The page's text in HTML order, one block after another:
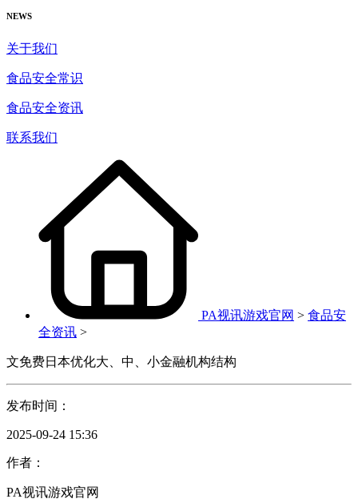
NEWS
关于我们
食品安全常识
食品安全资讯
联系我们
PA视讯游戏官网 > 食品安
全资讯 >
文免费日本优化大、中、小金融机构结构
发布时间：
2025-09-24 15:36
作者：
PA视讯游戏官网